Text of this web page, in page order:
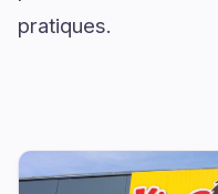
pratiques.